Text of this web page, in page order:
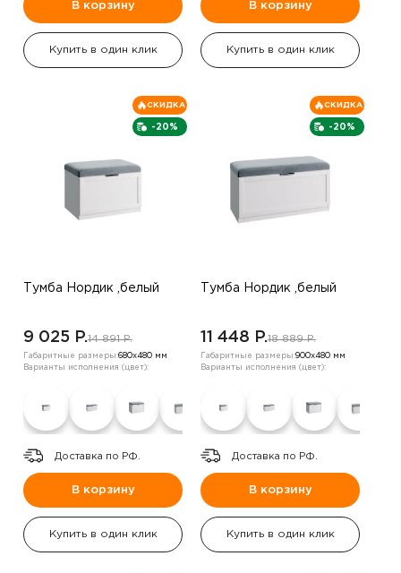
В корзину
Купить в один клик
В корзину
Купить в один клик
-20%
СКИДКА
Тумба Нордик ,белый
9 025 P.14 891 P.
Габаритные размеры:680х480 мм
Варианты исполнения (цвет):
Доставка по РФ.
В корзину
Купить в один клик
-20%
СКИДКА
Тумба Нордик ,белый
11 448 P.18 889 P.
Габаритные размеры:900х480 мм
Варианты исполнения (цвет):
Доставка по РФ.
В корзину
Купить в один клик